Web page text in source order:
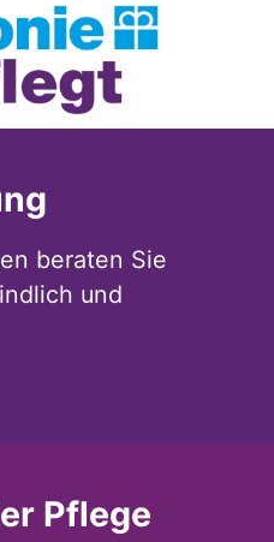
beraten Sie
und
Pflege